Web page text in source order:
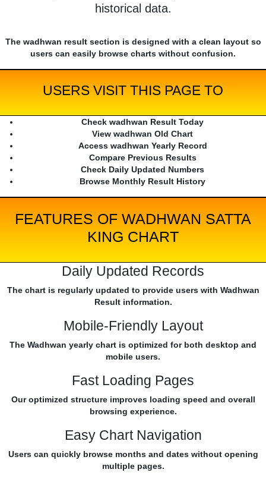
historical data.
The wadhwan result section is designed with a clean layout so
users can easily browse charts without confusion.
USERS VISIT THIS PAGE TO
Check wadhwan Result Today
View wadhwan Old Chart
Access wadhwan Yearly Record
Compare Previous Results
Check Daily Updated Numbers
Browse Monthly Result History
FEATURES OF WADHWAN SATTA
KING CHART
Daily Updated Records
The chart is regularly updated to provide users with Wadhwan
Result information.
Mobile-Friendly Layout
The Wadhwan yearly chart is optimized for both desktop and
mobile users.
Fast Loading Pages
Our optimized structure improves loading speed and overall
browsing experience.
Easy Chart Navigation
Users can quickly browse months and dates without opening
multiple pages.